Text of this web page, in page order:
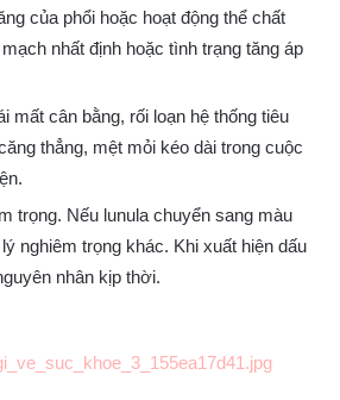
của phổi hoặc hoạt động thể chất
nhất định hoặc tình trạng tăng áp
mất cân bằng, rối loạn hệ thống tiêu
thẳng, mệt mỏi kéo dài trong cuộc
trọng. Nếu lunula chuyển sang màu
nghiêm trọng khác. Khi xuất hiện dấu
nhân kịp thời.